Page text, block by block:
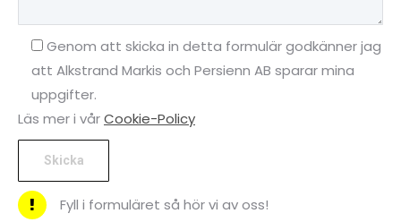
Genom att skicka in detta formulär godkänner jag
att Alkstrand Markis och Persienn AB sparar mina
uppgifter.
Läs mer i vårCookie-Policy
Fyll i formuläret så hör vi av oss!